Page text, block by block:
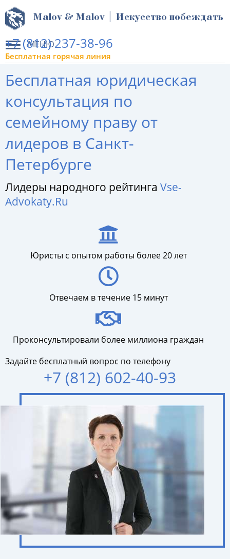
МЕНЮ
Malov & Malov | Искусство побеждать
+7 (812) 237-38-96
Бесплатная горячая линия
Бесплатная юридическая
консультация по
семейному праву от
лидеров в Санкт-
Петербурге
Лидеры народного рейтинга Vse-
Advokaty.Ru
Юристы с опытом работы более 20 лет
Отвечаем в течение 15 минут
Проконсультировали более миллиона граждан
Задайте бесплатный вопрос по телефону
+7 (812) 602-40-93